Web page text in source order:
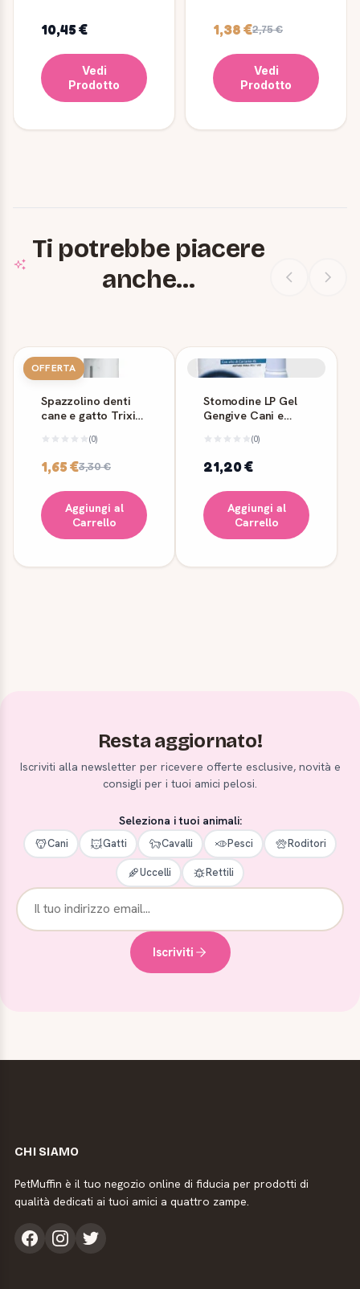
10,45 €
Vedi
Prodotto
1,38 €2,75 €
Vedi
Prodotto
Ti potrebbe piacere
anche...
OFFERTA
Spazzolino denti
cane e gatto Trixie
(0)
1,65 €3,30 €
Aggiungi al
Carrello
Stomodine LP Gel
Gengive Cani e
(0)
21,20 €
Aggiungi al
Carrello
Resta aggiornato!
Iscriviti alla newsletter per ricevere offerte esclusive, novità e
consigli per i tuoi amici pelosi.
Seleziona i tuoi animali:
Cani Gatti Cavalli Pesci Roditori
Uccelli Rettili
Iscriviti
CHI SIAMO
PetMuffin è il tuo negozio online di fiducia per prodotti di
qualità dedicati ai tuoi amici a quattro zampe.